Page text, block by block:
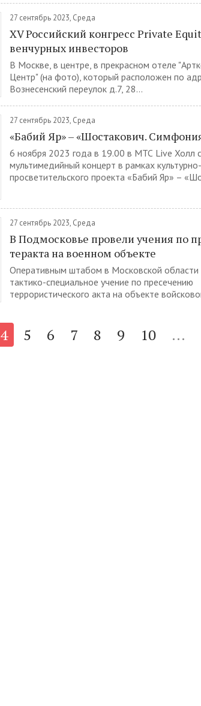
27 сентябрь 2023, Среда
XV Российский конгресс Private
венчурных инвесторов
В Москве, в центре, в прекрасном отеле
Центр" (на фото), который расположен по
Вознесенский переулок д.7, 28...
27 сентябрь 2023, Среда
«Бабий Яр» – «Шостакович.
6 ноября 2023 года в 19.00 в МТС Live Холл
мультимедийный концерт в рамках культурно-
просветительского проекта «Бабий Яр» –
27 сентябрь 2023, Среда
В Подмосковье провели учения по
теракта на военном объекте
Оперативным штабом в Московской области
тактико-специальное учение по пресечению
террористического акта на объекте
4 5 6 7 8 9 10 ...